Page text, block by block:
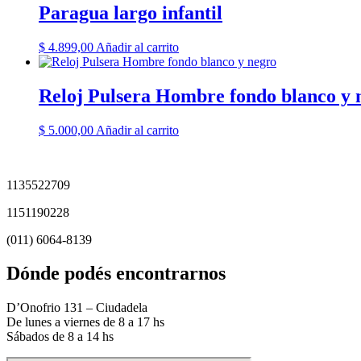
Paragua largo infantil
$ 4.899,00 Añadir al carrito
Reloj Pulsera Hombre fondo blanco y
$ 5.000,00 Añadir al carrito
1135522709
1151190228
(011) 6064-8139
Dónde podés encontrarnos
D’Onofrio 131 – Ciudadela
De lunes a viernes de 8 a 17 hs
Sábados de 8 a 14 hs